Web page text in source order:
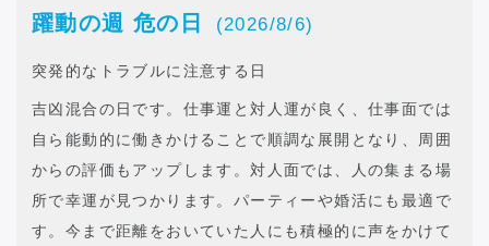
躍動の週 危の日 (2026/8/6)
突発的なトラブルに注意する日
吉凶混合の日です。仕事運と対人運が良く、仕事面では
自ら能動的に働きかけることで順調な展開となり、周囲
からの評価もアップします。対人面では、人の集まる場
所で幸運が見つかります。パーティーや婚活にも最適で
す。今まで距離をおいていた人にも積極的に声をかけて